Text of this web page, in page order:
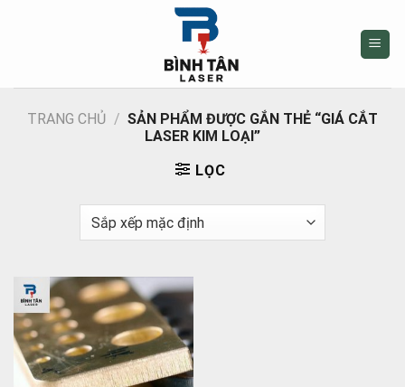
TRANG CHỦ / SẢN PHẨM ĐƯỢC GẮN THẺ “GIÁ CẮT
LASER KIM LOẠI”
LỌC